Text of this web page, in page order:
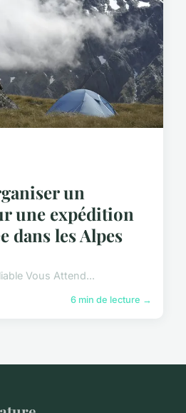
un
une expédition
dans les Alpes
Vous Attend...
6 min de lecture →